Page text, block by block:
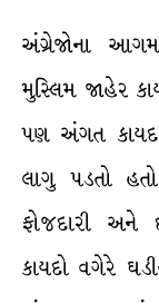
અંગ્રેજોના
મુસ્લિમ જાહેર
પણ અંગત
લાગુ પડતો
ફોજદારી અને
કાયદો વગેરે